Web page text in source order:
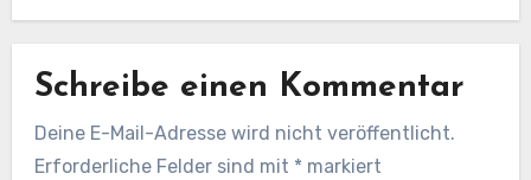
Schreibe einen Kommentar
Deine E-Mail-Adresse wird nicht veröffentlicht.
Erforderliche Felder sind mit * markiert